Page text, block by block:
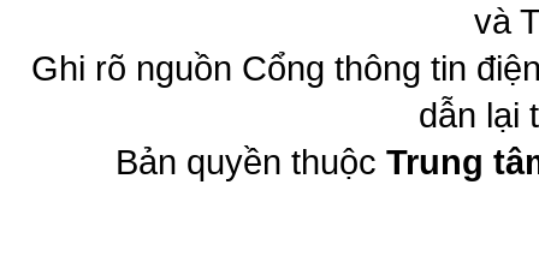
và
Ghi rõ nguồn Cổng thông tin
dẫn lại
Bản quyền thuộc Trung